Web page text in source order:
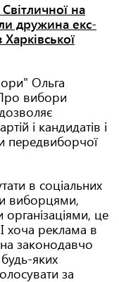
на
дружина екс-
Ольга
вибори
і кандидатів і
передвиборчої
в соціальних
виборцями,
це
хоча реклама в
законодавчо
будь-яких
за